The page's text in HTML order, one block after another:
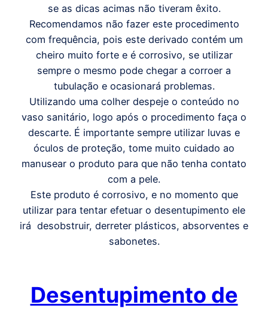
se as dicas acimas não tiveram êxito.
Recomendamos não fazer este procedimento
com frequência, pois este derivado contém um
cheiro muito forte e é corrosivo, se utilizar
sempre o mesmo pode chegar a corroer a
tubulação e ocasionará problemas.
Utilizando uma colher despeje o conteúdo no
vaso sanitário, logo após o procedimento faça o
descarte. É importante sempre utilizar luvas e
óculos de proteção, tome muito cuidado ao
manusear o produto para que não tenha contato
com a pele.
Este produto é corrosivo, e no momento que
utilizar para tentar efetuar o desentupimento ele
irá desobstruir, derreter plásticos, absorventes e
sabonetes.
Desentupimento de